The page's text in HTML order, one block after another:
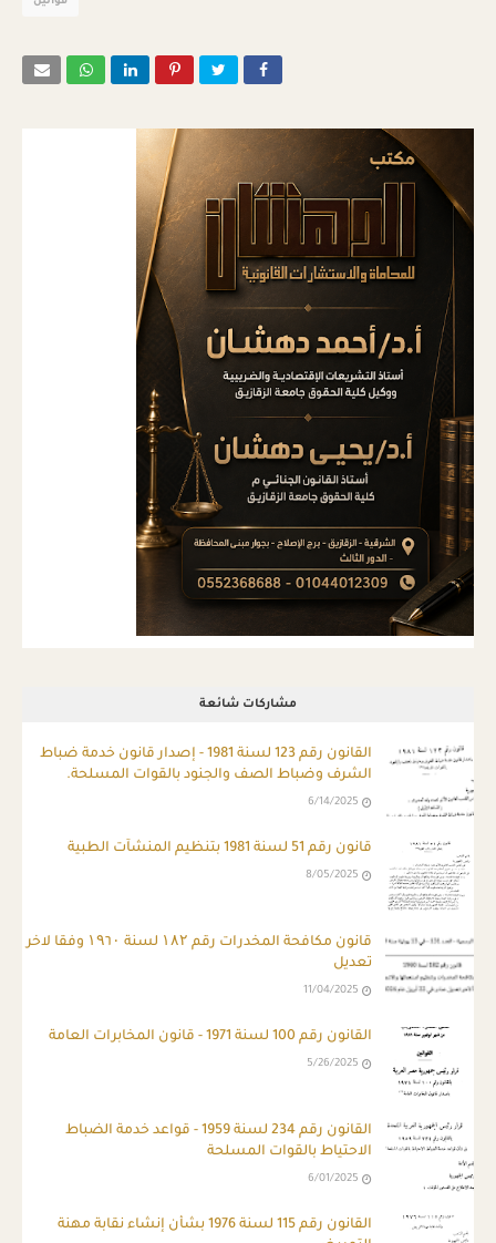
مشاركات شائعة
ِالقانون رقم 123 لسنة 1981 - إصدار قانون خدمة ضباط
الشرف وضباط الصف والجنود بالقوات المسلحة.
6/14/2025
قانون رقم 51 لسنة 1981 بتنظيم المنشآت الطبية
8/05/2025
قانون مكافحة المخدرات رقم ۱۸۲ لسنة ۱۹٦۰ وفقا لاخر
تعديل
11/04/2025
القانون رقم 100 لسنة 1971 - قانون المخابرات العامة
5/26/2025
القانون رقم 234 لسنة 1959 - قواعد خدمة الضباط
الاحتياط بالقوات المسلحة
6/01/2025
القانون رقم 115 لسنة 1976 بشأن إنشاء نقابة مهنة